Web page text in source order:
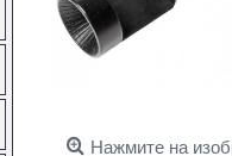
Нажмите на